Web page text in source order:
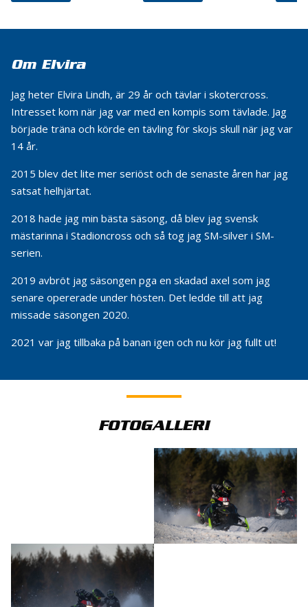
Om Elvira
Jag heter Elvira Lindh, är 29 år och tävlar i skotercross.
Intresset kom när jag var med en kompis som tävlade. Jag
började träna och körde en tävling för skojs skull när jag var
14 år.
2015 blev det lite mer seriöst och de senaste åren har jag
satsat helhjärtat.
2018 hade jag min bästa säsong, då blev jag svensk
mästarinna i Stadioncross och så tog jag SM-silver i SM-
serien.
2019 avbröt jag säsongen pga en skadad axel som jag
senare opererade under hösten. Det ledde till att jag
missade säsongen 2020.
2021 var jag tillbaka på banan igen och nu kör jag fullt ut!
FOTOGALLERI